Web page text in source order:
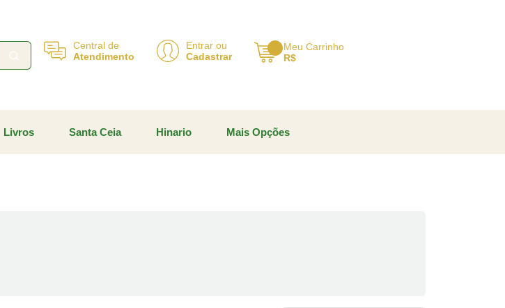
Central de
Atendimento
Entrar ou
Cadastrar
Meu Carrinho
R$
Livros Santa Ceia Hinario Mais Opções